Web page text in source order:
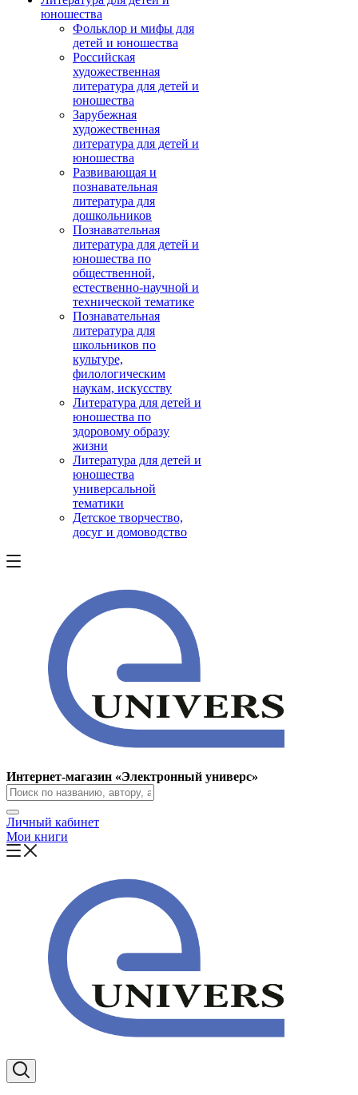
юношества
Фольклор и мифы для
детей и юношества
Российская
художественная
литература для детей и
юношества
Зарубежная
художественная
литература для детей и
юношества
Развивающая и
познавательная
литература для
дошкольников
Познавательная
литература для детей и
юношества по
общественной,
естественно-научной и
технической тематике
Познавательная
литература для
школьников по
культуре,
филологическим
наукам, искусству
Литература для детей и
юношества по
здоровому образу
жизни
Литература для детей и
юношества
универсальной
тематики
Детское творчество,
досуг и домоводство
Интернет-магазин «Электронный универс»
Личный кабинет
Мои книги